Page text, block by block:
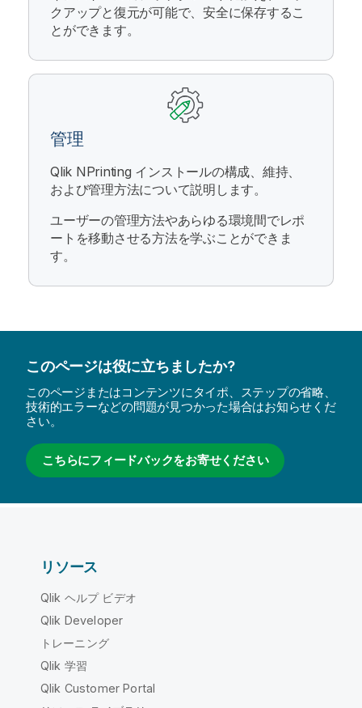
クアップと復元が可能で、安全に保存するこ
とができます。
管理
Qlik NPrinting インストールの構成、維持、
および管理方法について説明します。
ユーザーの管理方法やあらゆる環境間でレポ
ートを移動させる方法を学ぶことができま
す。
このページは役に立ちましたか?
このページまたはコンテンツにタイポ、ステップの省略、
技術的エラーなどの問題が見つかった場合はお知らせくだ
さい。
こちらにフィードバックをお寄せください
リソース
Qlik ヘルプ ビデオ
Qlik Developer
トレーニング
Qlik 学習
Qlik Customer Portal